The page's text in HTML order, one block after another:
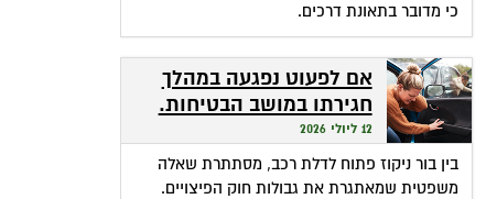
כי מדובר בתאונת דרכים.
אם לפעוט נפגעה במהלך
חגירתו במושב הבטיחות.
האם זכאית לפיצויים?
12 ליולי 2026
בין בור ניקוז פתוח לדלת רכב, מסתתרת שאלה
משפטית שמאתגרת את גבולות חוק הפיצויים.